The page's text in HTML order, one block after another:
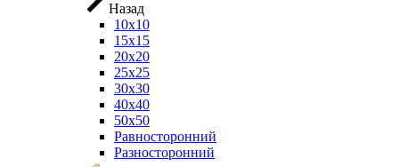
Назад
10х10
15х15
20х20
25х25
30х30
40х40
50х50
Равносторонний
Разносторонний